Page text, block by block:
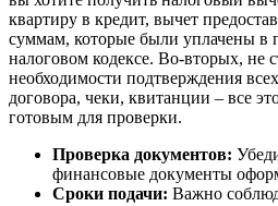
квартиру в кредит, вычет
суммам, которые были уплачены в
налоговом кодексе. Во-вторых, не
необходимости подтверждения
договора, чеки, квитанции – все
готовым для проверки.
Проверка документов:
финансовые документы
Сроки подачи: Важно